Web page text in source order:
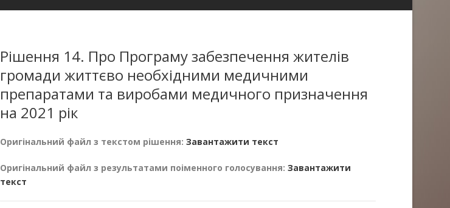
Рішення 14. Про Програму забезпечення жителів
громади життєво необхідними медичними
препаратами та виробами медичного призначення
на 2021 рік
Оригінальний файл з текстом рішення: Завантажити текст
Оригінальний файл з результатами поіменного голосування: Завантажити
текст